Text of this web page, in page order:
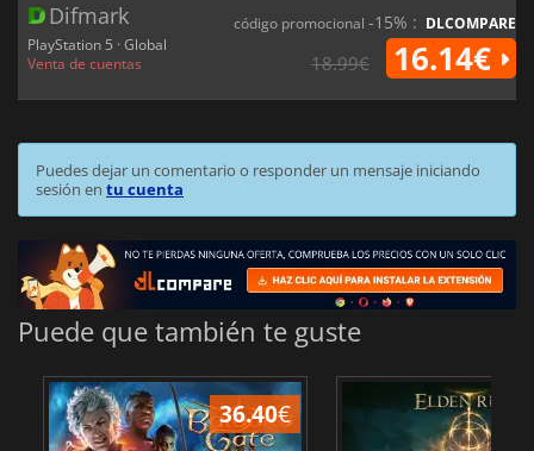
Difmark
PlayStation 5 · Global
Venta de cuentas
código promocional -15% : DLCOMPARE
18.99€ 16.14€
Puedes dejar un comentario o responder un mensaje iniciando
sesión en tu cuenta
Puede que también te guste
36.40€